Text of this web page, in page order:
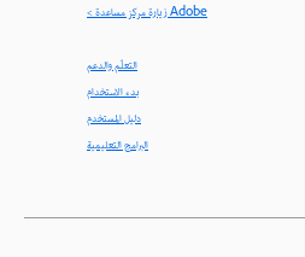
< زيارة مركز مساعدة Adobe
التعلّم والدعم
بدء الاستخدام
دليل المستخدم
البرامج التعليمية